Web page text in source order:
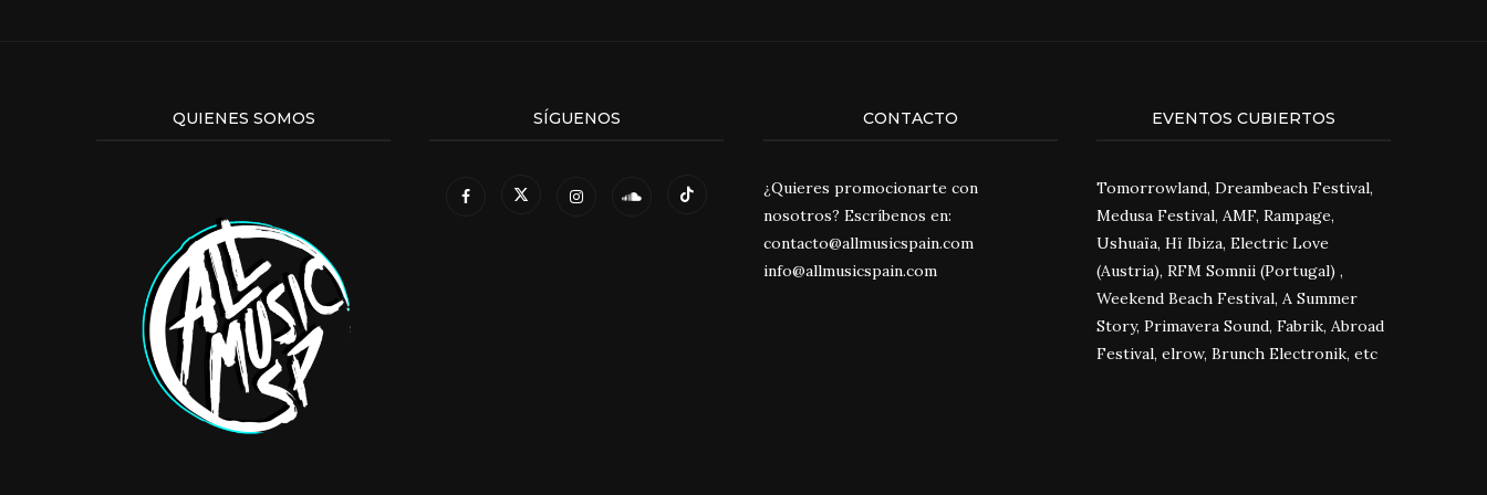
QUIENES SOMOS SÍGUENOS CONTACTO
¿Quieres promocionarte con
nosotros? Escríbenos en:
contacto@allmusicspain.com
info@allmusicspain.com
EVENTOS CUBIERTOS
Tomorrowland, Dreambeach Festival,
Medusa Festival, AMF, Rampage,
Ushuaïa, Hï Ibiza, Electric Love
(Austria), RFM Somnii (Portugal) ,
Weekend Beach Festival, A Summer
Story, Primavera Sound, Fabrik, Abroad
Festival, elrow, Brunch Electronik, etc